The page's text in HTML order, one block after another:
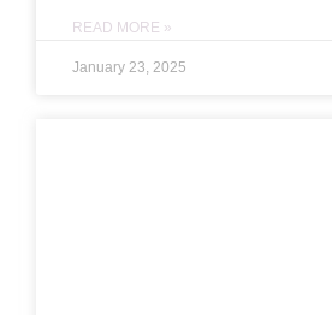
READ MORE »
January 23, 2025